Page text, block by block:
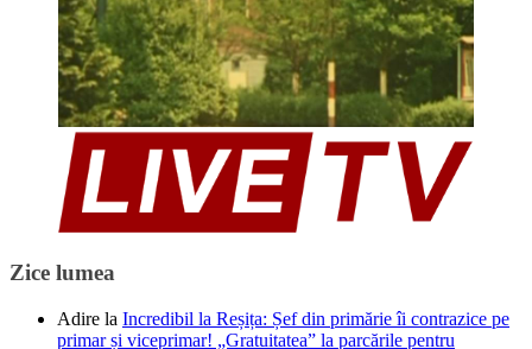
Zice lumea
Adire la Incredibil la Reșița: Șef din primărie îi contrazice pe
primar și viceprimar! „Gratuitatea” la parcările pentru